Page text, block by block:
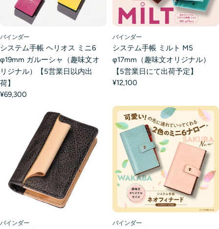
バインダー
システム手帳 ヘリオス ミニ6
φ19mm ガルーシャ（趣味文オ
リジナル）【5営業日以内出
荷】
¥69,300
バインダー
システム手帳 ミルト M5
φ17mm（趣味文オリジナル）
【5営業日にて出荷予定】
¥12,100
バインダー バインダー